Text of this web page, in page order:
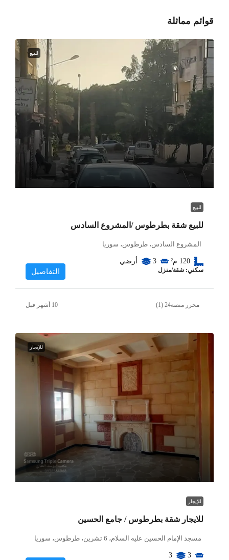
قوائم مماثلة
للبيع
للبيع
للبيع شقة بطرطوس /المشروع السادس
المشروع السادس، طرطوس، سوريا
120 م² 3 أرضي
سكني: شقة/منزل التفاصيل
محرر منصة24 (1)
للإيجار
للإيجار
للايجار شقة بطرطوس / جامع الحسين
مسجد الإمام الحسين عليه السلام، 6 تشرين، طرطوس، سوريا
3
3